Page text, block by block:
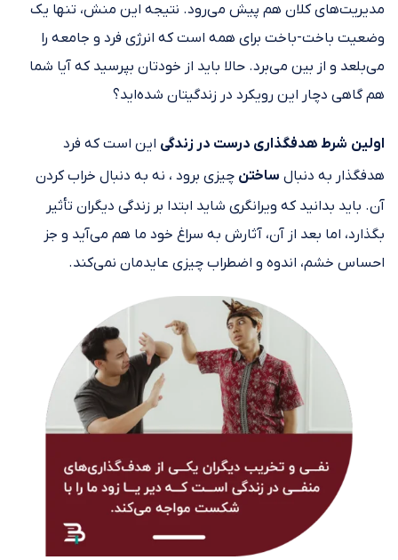
مدیریت‌های کلان هم پیش می‌رود. نتیجه این منش، تنها یک
وضعیت باخت-باخت برای همه است که انرژی فرد و جامعه را
می‌بلعد و از بین می‌برد. حالا باید از خودتان بپرسید که آیا شما
هم گاهی دچار این رویکرد در زندگیتان شده‌اید؟
اولین شرط هدفگذاری درست در زندگی
این است ‎که فرد
هدف‎گذار به دنبال
ساختن چیزی برود ، نه به دنبال خراب کردن
آن. باید بدانید که ویرانگری شاید ابتدا بر زندگی دیگران تأثیر
بگذارد، اما بعد از آن، آثارش به سراغ خود ما هم می‌آید و جز
احساس خشم، اندوه و اضطراب چیزی عایدمان نمی‌کند.